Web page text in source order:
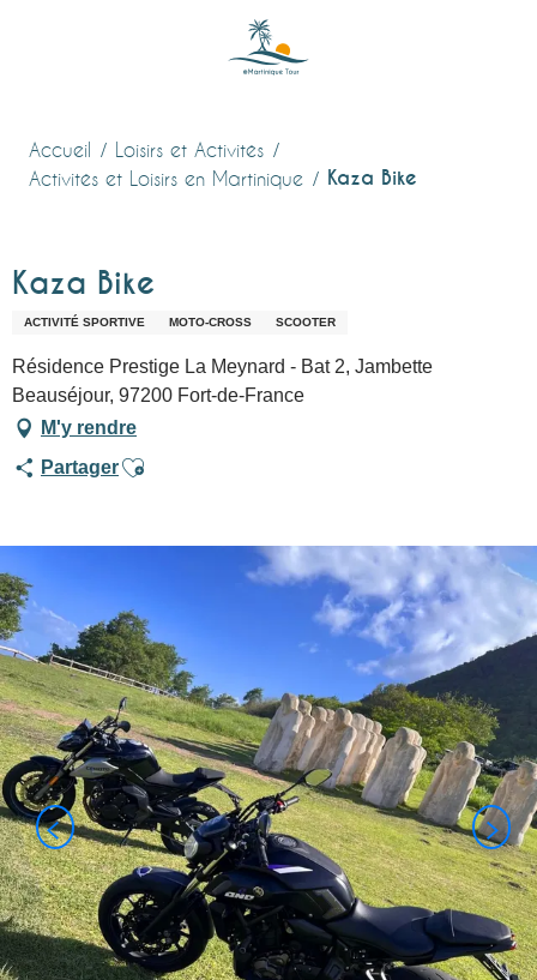
Accueil
Loisirs et Activités
Activités et Loisirs en Martinique
Kaza Bike
Kaza Bike
ACTIVITÉ SPORTIVE MOTO-CROSS SCOOTER
Résidence Prestige La Meynard - Bat 2, Jambette
Beauséjour, 97200 Fort-de-France
M'y rendre
PartagerAjouter aux favoris